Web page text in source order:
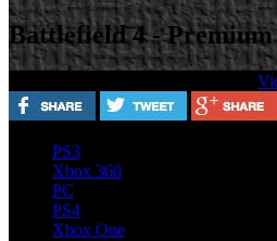
Battlefield 4 - Premium
PS3
Xbox 360
PC
PS4
Xbox One